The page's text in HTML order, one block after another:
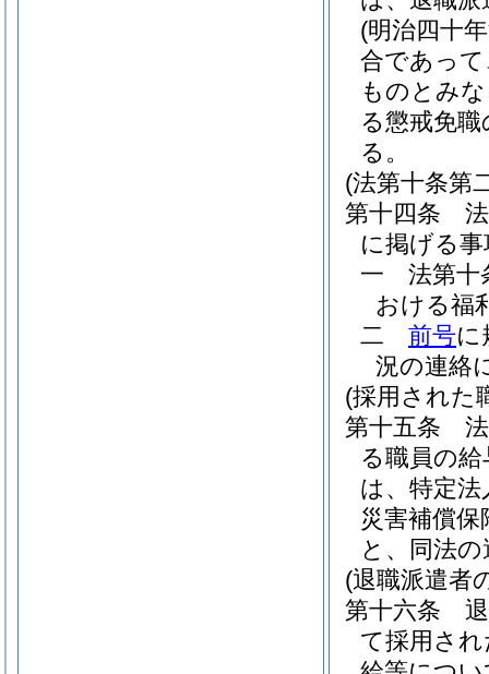
(明治四十
合であっ
ものとみ
る懲戒免
る。
(法第十条第
第十四条
に掲げる
一
法第十
おける福
二
前号に
況の連絡
(採用された
第十五条
る職員の
は、特定
災害補償
と、同法
(退職派遣者
第十六条
て採用さ